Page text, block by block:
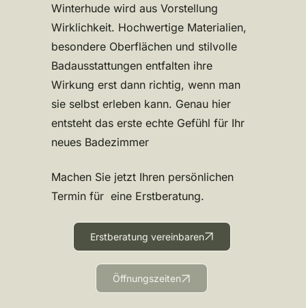
Winterhude wird aus Vorstellung
Wirklichkeit. Hochwertige Materialien,
besondere Oberflächen und stilvolle
Badausstattungen entfalten ihre
Wirkung erst dann richtig, wenn man
sie selbst erleben kann. Genau hier
entsteht das erste echte Gefühl für Ihr
neues Badezimmer
Machen Sie jetzt Ihren persönlichen
Termin für eine Erstberatung.
Erstberatung vereinbaren
Öffnungszeiten